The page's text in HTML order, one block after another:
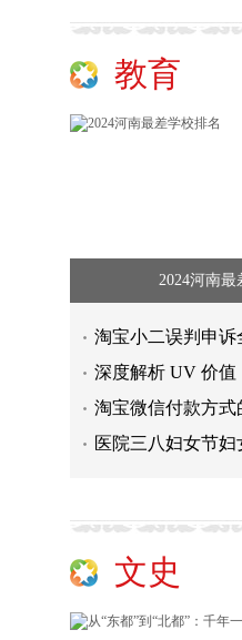
教育
2024河南最
淘宝小二误判申
深度解析 UV 价值
淘宝微信付款方
医院三八妇女节
文史